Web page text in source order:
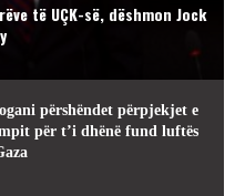
të UÇK-së, dëshmon Jock
përshëndet përpjekjet e
për t’i dhënë fund luftës